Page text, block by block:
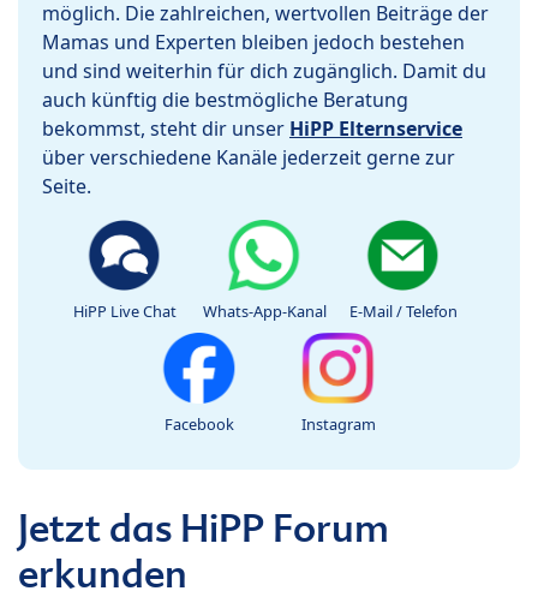
möglich. Die zahlreichen, wertvollen Beiträge der
Mamas und Experten bleiben jedoch bestehen
und sind weiterhin für dich zugänglich. Damit du
auch künftig die bestmögliche Beratung
bekommst, steht dir unser HiPP Elternservice
über verschiedene Kanäle jederzeit gerne zur
Seite.
HiPP Live Chat Whats-App-Kanal E-Mail / Telefon
Facebook Instagram
Jetzt das HiPP Forum
erkunden